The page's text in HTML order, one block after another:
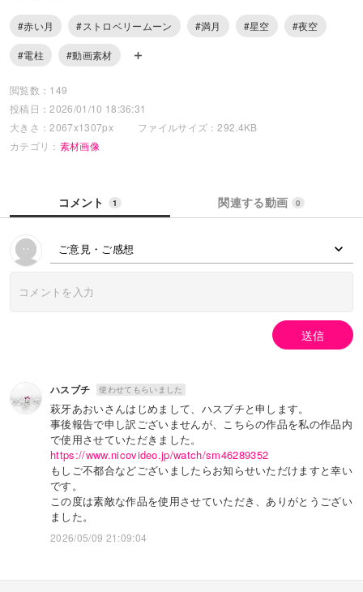
Do not use my art for AI training
もし商用利用されたい方は、メッセージまたはX( @syuga_aoi )のDM
へご相談ください。
#赤い月 #ストロベリームーン #満月 #星空 #夜空
#電柱 #動画素材
閲覧数：149
投稿日：2026/01/10 18:36:31
大きさ：2067x1307px
ファイルサイズ：292.4KB
カテゴリ： 素材画像
コメント 1 関連する動画 0
ご意見・ご感想
送信
ハスブチ 使わせてもらいました
萩牙あおいさんはじめまして、ハスブチと申します。
事後報告で申し訳ございませんが、こちらの作品を私の作品内
で使用させていただきました。
https://www.nicovideo.jp/watch/sm46289352
もしご不都合などございましたらお知らせいただけますと幸い
です。
この度は素敵な作品を使用させていただき、ありがとうござい
ました。
2026/05/09 21:09:04